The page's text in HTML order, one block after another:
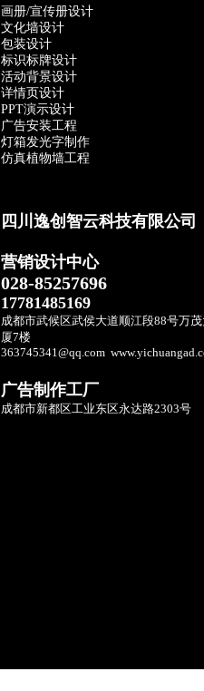
画册/宣传册设计
文化墙设计
包装设计
标识标牌设计
活动背景设计
详情页设计
PPT演示设计
广告安装工程
灯箱发光字制作
仿真植物墙工程
四川逸创智云科技有限公司
营销设计中心
028-85257696
17781485169
成都市武候区武侯大道顺江段88号万
厦7楼
363745341@qq.com
广告制作工厂
成都市新都区工业东区永达路2303号